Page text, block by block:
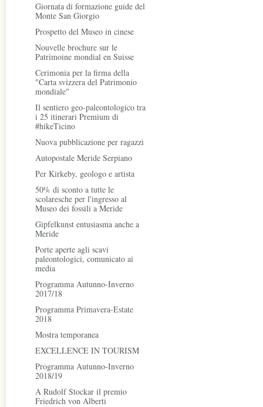
Giornata di formazione guide del
Monte San Giorgio
Prospetto del Museo in cinese
Nouvelle brochure sur le
Patrimoine mondial en Suisse
Cerimonia per la firma della
"Carta svizzera del Patrimonio
mondiale"
Il sentiero geo-paleontologico tra
i 25 itinerari Premium di
#hikeTicino
Nuova pubblicazione per ragazzi
Autopostale Meride Serpiano
Per Kirkeby, geologo e artista
50% di sconto a tutte le
scolaresche per l'ingresso al
Museo dei fossili a Meride
Gipfelkunst entusiasma anche a
Meride
Porte aperte agli scavi
paleontologici, comunicato ai
media
Programma Autunno-Inverno
2017/18
Programma Primavera-Estate
2018
Mostra temporanea
EXCELLENCE IN TOURISM
Programma Autunno-Inverno
2018/19
A Rudolf Stockar il premio
Friedrich von Alberti